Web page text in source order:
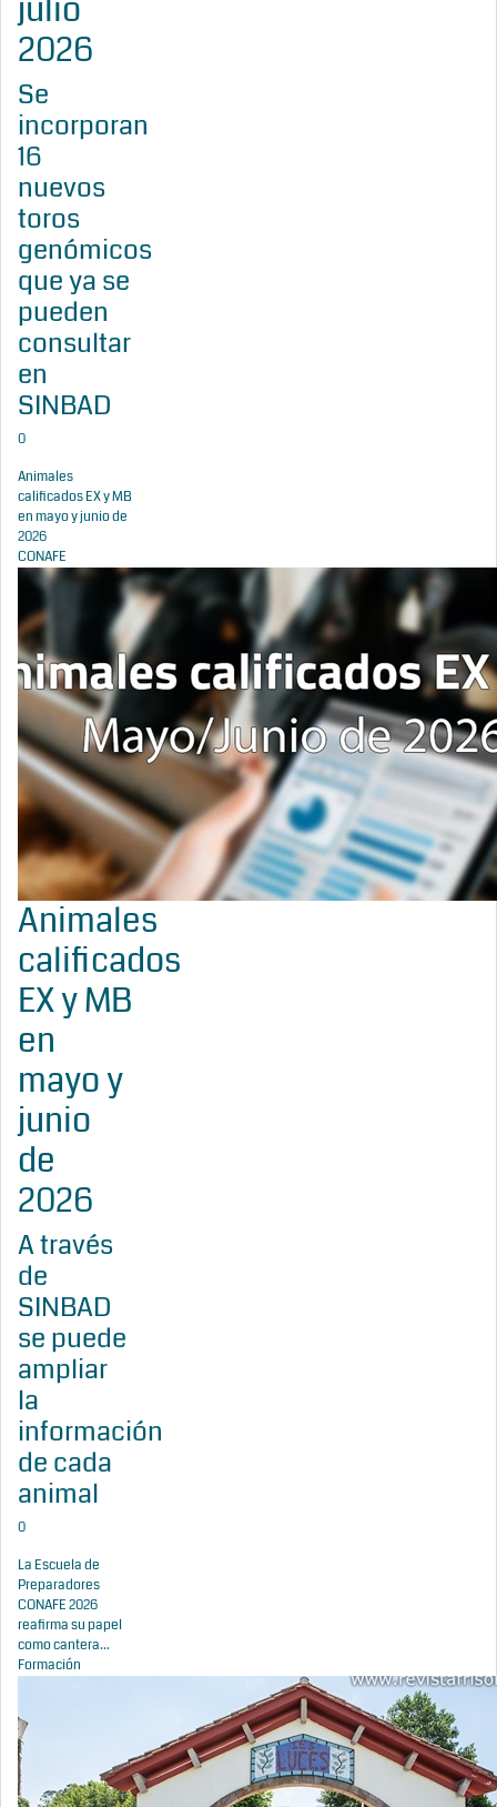
julio
2026
Se
incorporan
16
nuevos
toros
genómicos
que ya se
pueden
consultar
en
SINBAD
0
Animales
calificados EX y MB
en mayo y junio de
2026
CONAFE
Animales
calificados
EX y MB
en
mayo y
junio
de
2026
A través
de
SINBAD
se puede
ampliar
la
información
de cada
animal
0
La Escuela de
Preparadores
CONAFE 2026
reafirma su papel
como cantera...
Formación